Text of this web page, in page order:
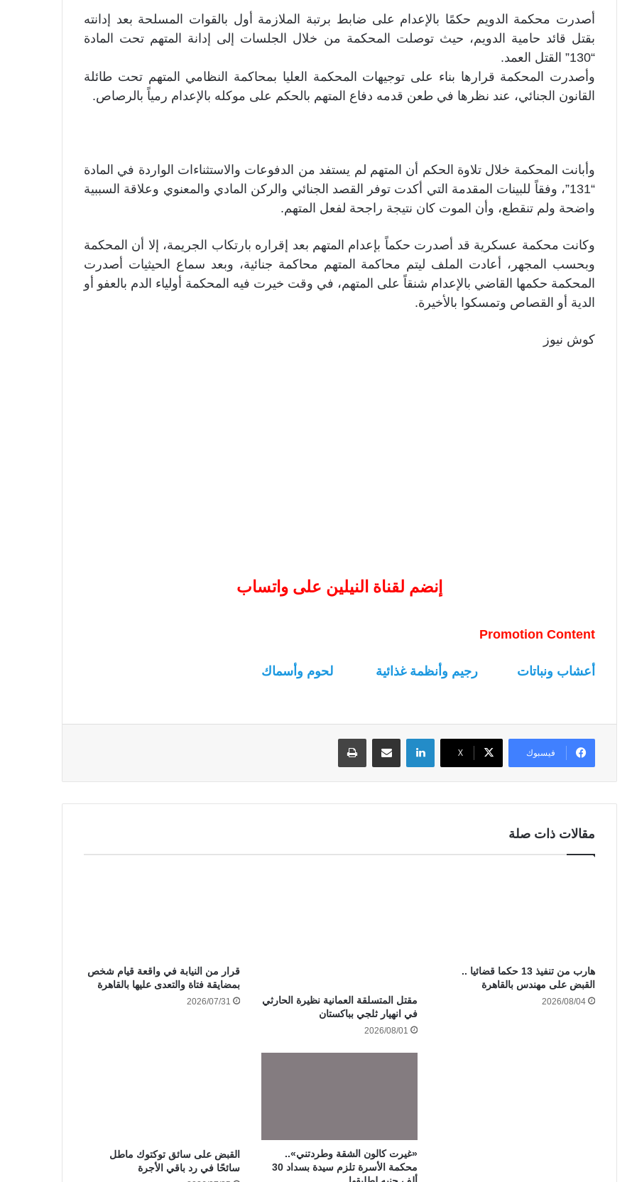
أصدرت محكمة الدويم حكمًا بالإعدام على ضابط برتبة الملازمة أول بالقوات المسلحة بعد إدانته
بقتل قائد حامية الدويم، حيث توصلت المحكمة من خلال الجلسات إلى إدانة المتهم تحت المادة
“130” القتل العمد.
وأصدرت المحكمة قرارها بناء على توجيهات المحكمة العليا بمحاكمة النظامي المتهم تحت طائلة
القانون الجنائي، عند نظرها في طعن قدمه دفاع المتهم بالحكم على موكله بالإعدام رمياً بالرصاص.
وأبانت المحكمة خلال تلاوة الحكم أن المتهم لم يستفد من الدفوعات والاستثناءات الواردة في المادة
“131”، وفقاً للبينات المقدمة التي أكدت توفر القصد الجنائي والركن المادي والمعنوي وعلاقة السببية
واضحة ولم تنقطع، وأن الموت كان نتيجة راجحة لفعل المتهم.
وكانت محكمة عسكرية قد أصدرت حكماً بإعدام المتهم بعد إقراره بارتكاب الجريمة، إلا أن المحكمة
وبحسب المجهر، أعادت الملف ليتم محاكمة المتهم محاكمة جنائية، وبعد سماع الحيثيات أصدرت
المحكمة حكمها القاضي بالإعدام شنقاً على المتهم، في وقت خيرت فيه المحكمة أولياء الدم بالعفو أو
الدية أو القصاص وتمسكوا بالأخيرة.
كوش نيوز
إنضم لقناة النيلين على واتساب
Promotion Content
أعشاب ونباتات رجيم وأنظمة غذائية لحوم وأسماك
فيسبوك ‫X
لينكدإن
مقالات ذات صلة
هارب من تنفيذ 13 حكما قضائيا ..
القبض على مهندس بالقاهرة
2026/08/04
مقتل المتسلقة العمانية نظيرة الحارثي
في انهيار ثلجي بباكستان
2026/08/01
قرار من النيابة في واقعة قيام شخص
بمضايقة فتاة والتعدى عليها بالقاهرة
2026/07/31
«غيرت كالون الشقة وطردتني»..
محكمة الأسرة تلزم سيدة بسداد 30
القبض على سائق توكتوك ماطل
سائحًا في رد باقي الأجرة